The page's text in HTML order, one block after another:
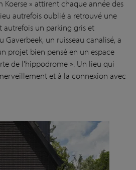
Koerse » attirent chaque année des
autrefois oublié a retrouvé une
autrefois un parking gris et
Gaverbeek, un ruisseau canalisé, a
projet bien pensé en un espace
de l'hippodrome ». Un lieu qui
et à la connexion avec